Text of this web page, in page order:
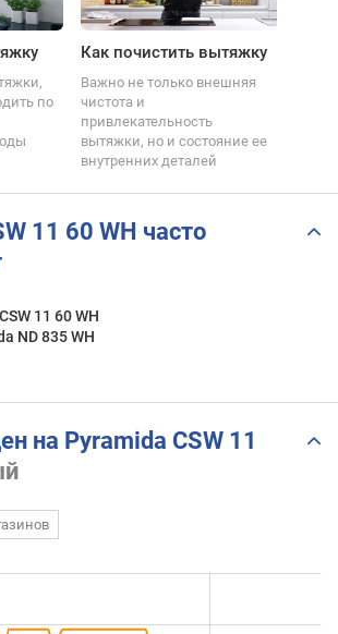
по
Как почистить вытяжку
Важно не только внешняя
чистота и
привлекательность
вытяжки, но и состояние ее
внутренних деталей
11 60 WH часто
11 60 WH
ND 835 WH
на Pyramida CSW 11